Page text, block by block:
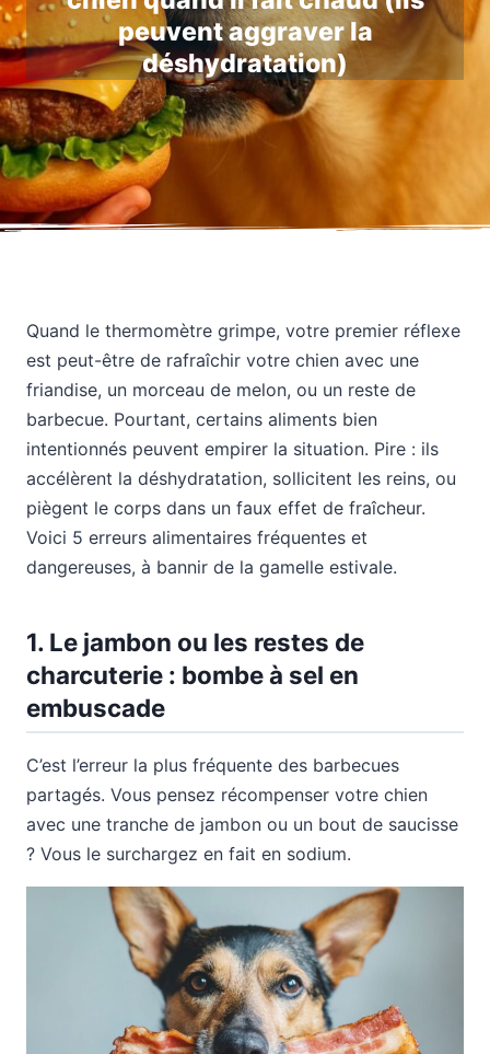
peuvent aggraver la
déshydratation)
Quand le thermomètre grimpe, votre premier réflexe
est peut-être de rafraîchir votre chien avec une
friandise, un morceau de melon, ou un reste de
barbecue. Pourtant, certains aliments bien
intentionnés peuvent empirer la situation. Pire : ils
accélèrent la déshydratation, sollicitent les reins, ou
piègent le corps dans un faux effet de fraîcheur.
Voici 5 erreurs alimentaires fréquentes et
dangereuses, à bannir de la gamelle estivale.
1. Le jambon ou les restes de
charcuterie : bombe à sel en
embuscade
C’est l’erreur la plus fréquente des barbecues
partagés. Vous pensez récompenser votre chien
avec une tranche de jambon ou un bout de saucisse
? Vous le surchargez en fait en sodium.